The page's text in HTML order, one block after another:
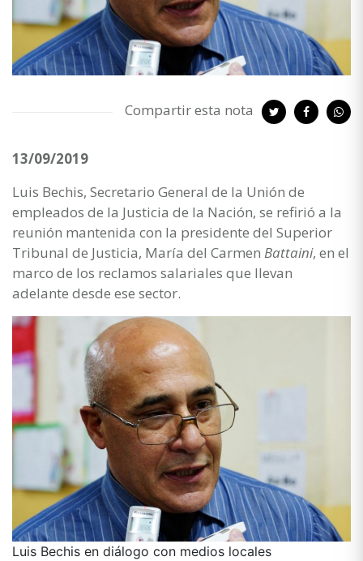
Compartir esta nota
13/09/2019
Luis Bechis, Secretario General de la Unión de
empleados de la Justicia de la Nación, se refirió a la
reunión mantenida con la presidente del Superior
Tribunal de Justicia, María del Carmen Battaini, en el
marco de los reclamos salariales que llevan
adelante desde ese sector.
Luis Bechis en diálogo con medios locales